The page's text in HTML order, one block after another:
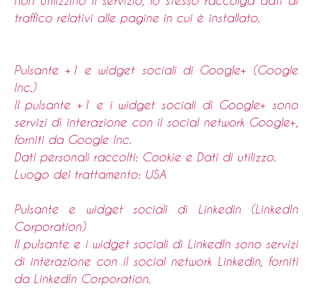
traffico relativi alle pagine in cui è installato.
Pulsante +1 e widget sociali di Google+ (Google
Inc.)
Il pulsante +1 e i widget sociali di Google+ sono
servizi di interazione con il social network Google+,
forniti da Google Inc.
Dati personali raccolti: Cookie e Dati di utilizzo.
Luogo del trattamento: USA
Pulsante e widget sociali di Linkedin (LinkedIn
Corporation)
Il pulsante e i widget sociali di LinkedIn sono servizi
di interazione con il social network Linkedin, forniti
da LinkedIn Corporation.